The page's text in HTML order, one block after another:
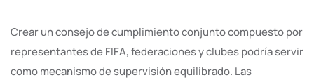
Crear un consejo de cumplimiento conjunto compuesto por
representantes de FIFA, federaciones y clubes podría servir
como mecanismo de supervisión equilibrado. Las